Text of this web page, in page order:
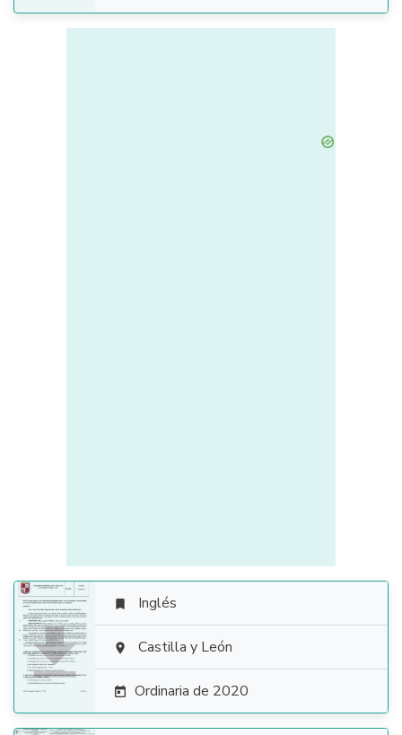

 Inglés
 Castilla y León
 Ordinaria de 2020